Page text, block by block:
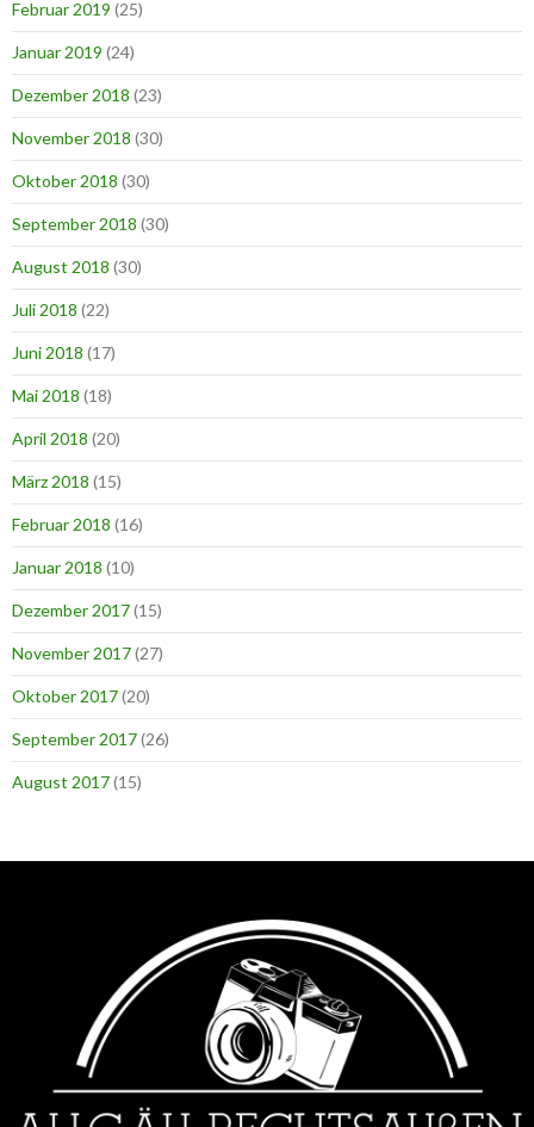
Februar 2019 (25)
Januar 2019 (24)
Dezember 2018 (23)
November 2018 (30)
Oktober 2018 (30)
September 2018 (30)
August 2018 (30)
Juli 2018 (22)
Juni 2018 (17)
Mai 2018 (18)
April 2018 (20)
März 2018 (15)
Februar 2018 (16)
Januar 2018 (10)
Dezember 2017(15)
November 2017(27)
Oktober 2017(20)
September 2017(26)
August 2017(15)